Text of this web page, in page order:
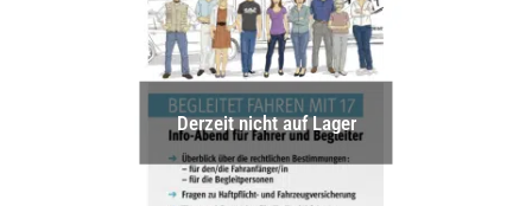
Derzeit nicht auf Lager